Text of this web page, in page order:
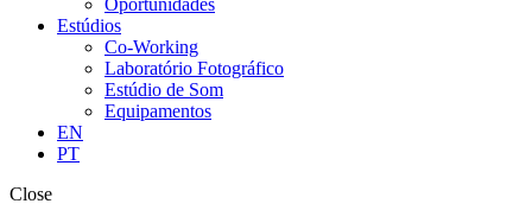
Oportunidades
Estúdios
Co-Working
Laboratório Fotográfico
Estúdio de Som
Equipamentos
EN
PT
Close